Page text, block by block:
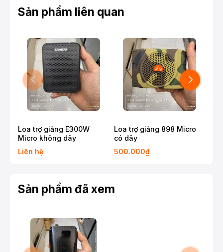
Sản phẩm liên quan
Loa trợ giảng E300W
Micro không dây
Liên hệ
Loa trợ giảng 898 Micro
có dây
500.000₫
Sản phẩm đã xem